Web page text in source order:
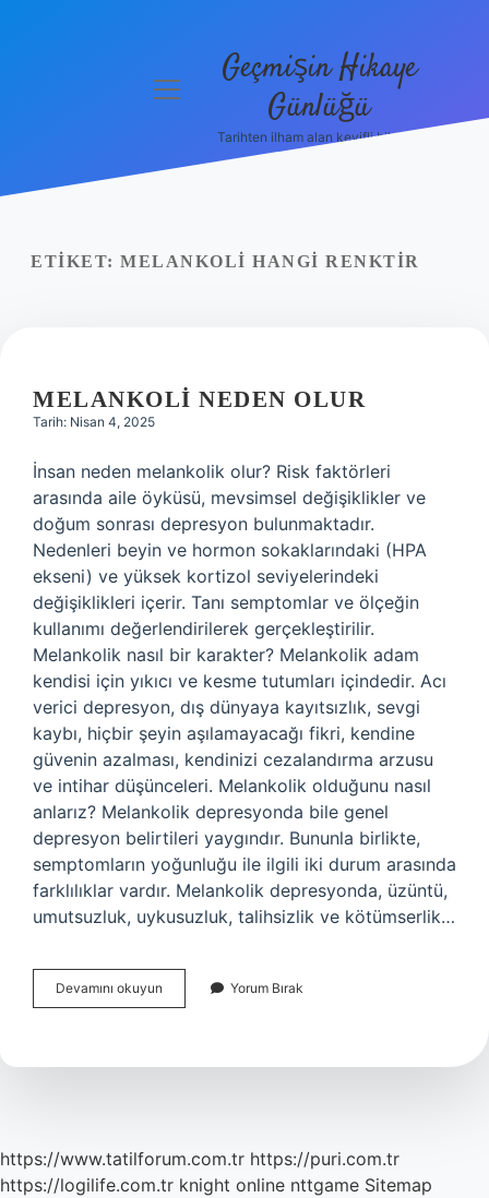
menüyü
Geçmişin Hikaye
Günlüğü
Tarihten ilham alan keyifli bilgiler!
ETIKET: MELANKOLI HANGI RENKTIR
MELANKOLI NEDEN OLUR
Tarih: Nisan 4, 2025
İnsan neden melankolik olur? Risk faktörleri
arasında aile öyküsü, mevsimsel değişiklikler ve
doğum sonrası depresyon bulunmaktadır.
Nedenleri beyin ve hormon sokaklarındaki (HPA
ekseni) ve yüksek kortizol seviyelerindeki
değişiklikleri içerir. Tanı semptomlar ve ölçeğin
kullanımı değerlendirilerek gerçekleştirilir.
Melankolik nasıl bir karakter? Melankolik adam
kendisi için yıkıcı ve kesme tutumları içindedir. Acı
verici depresyon, dış dünyaya kayıtsızlık, sevgi
kaybı, hiçbir şeyin aşılamayacağı fikri, kendine
güvenin azalması, kendinizi cezalandırma arzusu
ve intihar düşünceleri. Melankolik olduğunu nasıl
anlarız? Melankolik depresyonda bile genel
depresyon belirtileri yaygındır. Bununla birlikte,
semptomların yoğunluğu ile ilgili iki durum arasında
farklılıklar vardır. Melankolik depresyonda, üzüntü,
umutsuzluk, uykusuzluk, talihsizlik ve kötümserlik…
Devamını okuyun Melankoli
Neden
Yorum Bırak
https://www.tatilforum.com.tr https://puri.com.tr
https://logilife.com.tr knight online nttgame Sitemap